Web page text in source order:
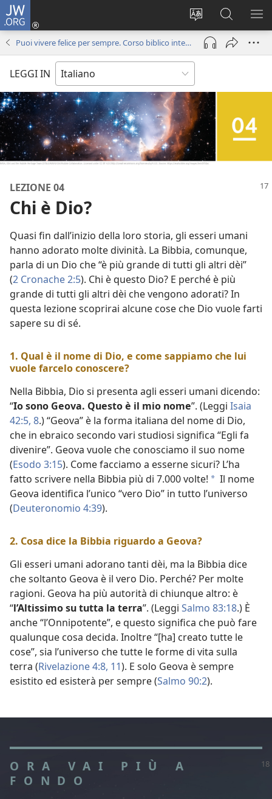
JW.ORG
Modificare
lingua
Accedi
(apre
nuova
finestra)
Cerca
in
JW.ORG
Puoi vivere felice per sempre. Corso biblico interattivo
LEGGI IN
LEZIONE 04
Chi è Dio?
Quasi fin dall’inizio della loro storia, gli esseri umani
hanno adorato molte divinità. La Bibbia, comunque,
parla di un Dio che “è più grande di tutti gli altri dèi”
(2 Cronache 2:5). Chi è questo Dio? E perché è più
grande di tutti gli altri dèi che vengono adorati? In
questa lezione scoprirai alcune cose che Dio vuole farti
sapere su di sé.
1. Qual è il nome di Dio, e come sappiamo che lui
vuole farcelo conoscere?
Nella Bibbia, Dio si presenta agli esseri umani dicendo:
“Io sono Geova. Questo è il mio nome”. (Leggi Isaia
42:5, 8.) “Geova” è la forma italiana del nome di Dio,
che in ebraico secondo vari studiosi significa “Egli fa
divenire”. Geova vuole che conosciamo il suo nome
(Esodo 3:15). Come facciamo a esserne sicuri? L’ha
fatto scrivere nella Bibbia più di 7.000 volte! a Il nome
Geova identifica l’unico “vero Dio” in tutto l’universo
(Deuteronomio 4:39).
2. Cosa dice la Bibbia riguardo a Geova?
Gli esseri umani adorano tanti dèi, ma la Bibbia dice
che soltanto Geova è il vero Dio. Perché? Per molte
ragioni. Geova ha più autorità di chiunque altro: è
“l’Altissimo su tutta la terra”. (Leggi Salmo 83:18.) È
anche “l’Onnipotente”, e questo significa che può fare
qualunque cosa decida. Inoltre “[ha] creato tutte le
cose”, sia l’universo che tutte le forme di vita sulla
terra (Rivelazione 4:8, 11). E solo Geova è sempre
esistito ed esisterà per sempre (Salmo 90:2).
ORA VAI PIÙ A
FONDO